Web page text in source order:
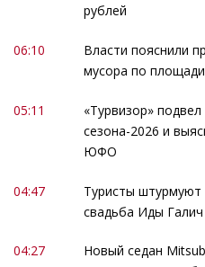
рублей
06:10
Власти пояснили
мусора по
05:11
«Турвизор»
сезона-2026 и
ЮФО
04:47
Туристы штурмуют
свадьба Иды Галич
04:27
Новый седан